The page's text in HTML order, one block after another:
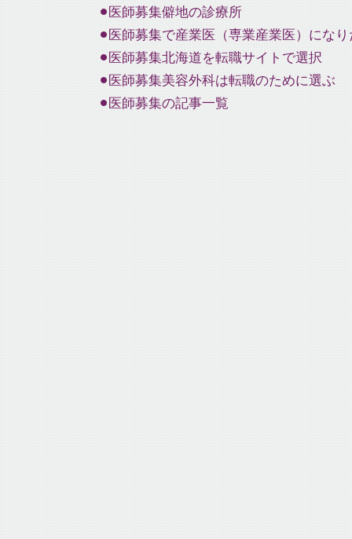
医師募集僻地の診療所
医師募集で産業医（専業産業医）にな
医師募集北海道を転職サイトで選択
医師募集美容外科は転職のために選ぶ
医師募集の記事一覧